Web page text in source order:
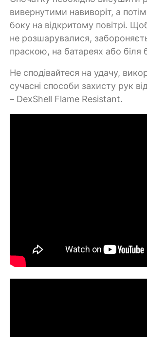
вивернутими навиворіт, а
боку на відкритому повітрі.
не розшарувалися,
праскою, на батареях або біля
Не сподівайтеся на удачу,
сучасні способи захисту рук
– DexShell Flame Resistant.